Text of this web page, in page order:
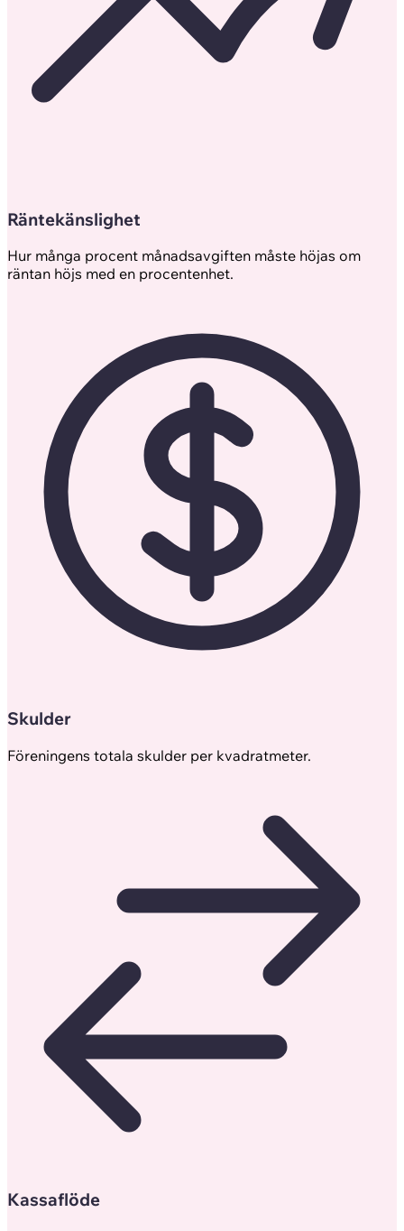
Räntekänslighet
Hur många procent månadsavgiften måste höjas om
räntan höjs med en procentenhet.
Skulder
Föreningens totala skulder per kvadratmeter.
Kassaflöde